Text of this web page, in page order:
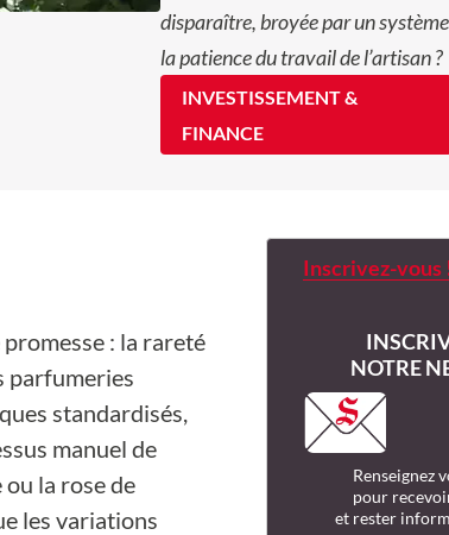
disparaître, broyée par un
la patience du travail de l’artisan ?
INVESTISSEMENT &
FINANCE
: la rareté
parfumeries
standardisés,
manuel de
la rose de
les variations
Inscrivez-vous
NOTRE
Renseignez
pour
et rester